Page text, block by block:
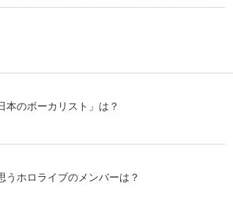
本のボーカリスト」は？
うホロライブのメンバーは？